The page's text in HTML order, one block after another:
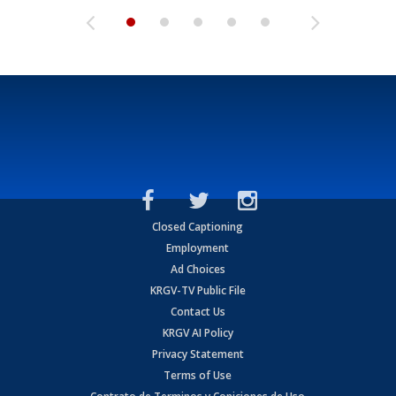
Closed Captioning
Employment
Ad Choices
KRGV-TV Public File
Contact Us
KRGV AI Policy
Privacy Statement
Terms of Use